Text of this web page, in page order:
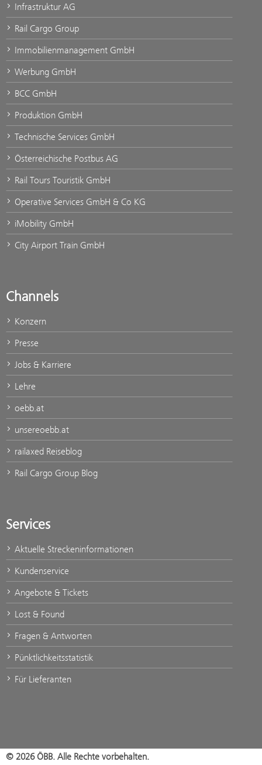
Infrastruktur AG
Rail Cargo Group
Immobilienmanagement GmbH
Werbung GmbH
BCC GmbH
Produktion GmbH
Technische Services GmbH
Österreichische Postbus AG
Rail Tours Touristik GmbH
Operative Services GmbH & Co KG
iMobility GmbH
City Airport Train GmbH
Channels
Konzern
Presse
Jobs & Karriere
Lehre
oebb.at
unsereoebb.at
railaxed Reiseblog
Rail Cargo Group Blog
Services
Aktuelle Streckeninformationen
Kundenservice
Angebote & Tickets
Lost & Found
Fragen & Antworten
Pünktlichkeitsstatistik
Für Lieferanten
© 2026 ÖBB. Alle Rechte vorbehalten.